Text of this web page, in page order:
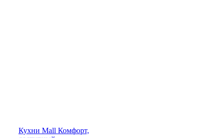
Кухни Mall Комфорт,